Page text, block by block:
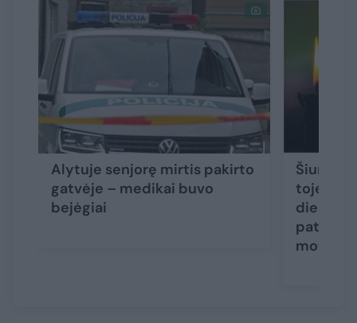
Alytuje senjorę mirtis pakirto
gatvėje – medikai buvo
bejėgiai
Šiurpūs
toje
dieną
paties
moterys